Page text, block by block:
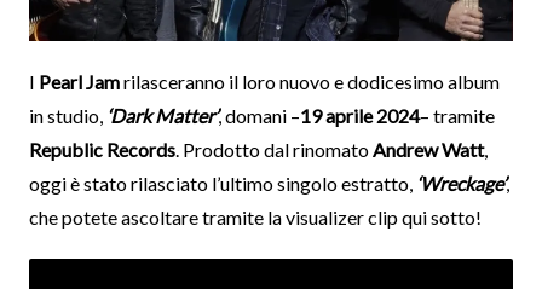
I Pearl Jamrilasceranno il loro nuovo e dodicesimo album
in studio, ‘Dark Matter’, domani –19 aprile 2024– tramite
Republic Records. Prodotto dal rinomato Andrew Watt,
oggi è stato rilasciato l’ultimo singolo estratto, ‘Wreckage’,
che potete ascoltare tramite la visualizer clip qui sotto!